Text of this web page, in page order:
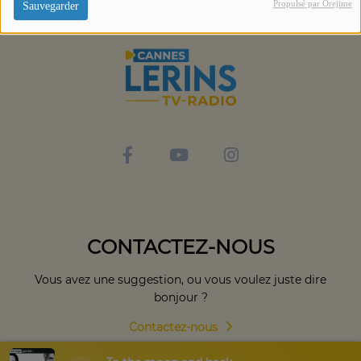
Sauvegarder Propulsé par Orejime
CONTACTEZ-NOUS
Vous avez une suggestion, ou vous voulez juste dire
bonjour ?
Contactez-nous